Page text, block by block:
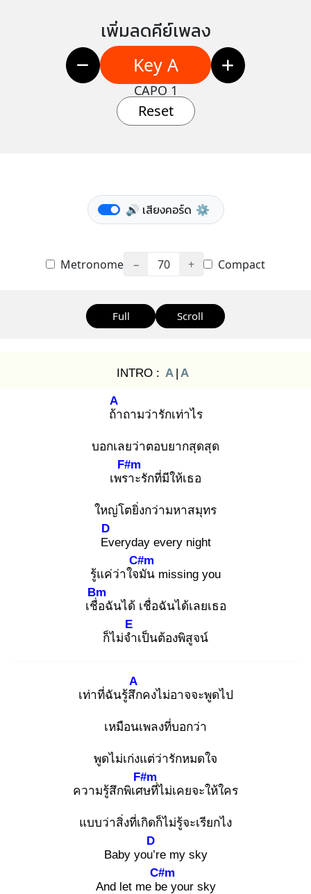
เพิ่มลดคีย์เพลง
Key A
CAPO 1
Reset
🔊 เสียงคอร์ด ⚙️
Metronome − 70 + Compact
Full Scroll
INTRO : A | A
ถ้า
A
ถามว่ารักเท่าไร
บอกเลยว่าตอบยากสุดสุด
เพรา
F#m
ะรักที่มีให้เธอ
ใหญ่โตยิ่งกว่ามหาสมุทร
Ev
D
eryday every night
รู้แค่ว่าใจมั
C#m
น missing you
เชื่อ
Bm
ฉันได้ เชื่อฉันได้เลยเธอ
ก็ไม่จำ
E
เป็นต้องพิสูจน์
เท่าที่ฉันรู้สึก
A
คงไม่อาจจะพูดไป
เหมือนเพลงที่บอกว่า
พูดไม่เก่งแต่ว่ารักหมดใจ
ความรู้สึกพิเศษ
F#m
ที่ไม่เคยจะให้ใคร
แบบว่าสิ่งที่เกิดก็ไม่รู้จะเรียกไง
Baby you’r
D
e my sky
And let me be
C#m
your sky